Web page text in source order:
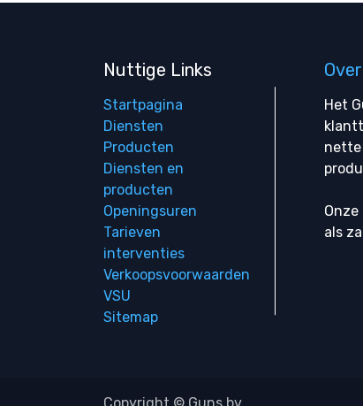
Nuttige Links
Startpagina
Diensten
Producten
Diensten en
producten
Openingsuren
Tarieven
interventies
Verkoopsvoorwaarden
VSU
Sitemap
Het
nette
als